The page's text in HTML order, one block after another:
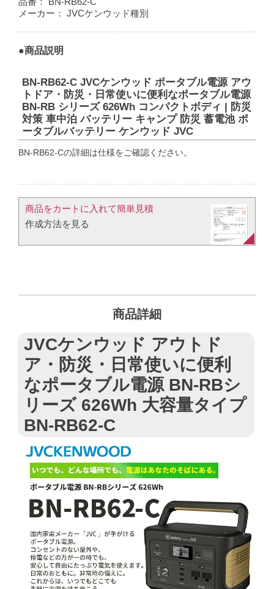
メーカー：
JVCケンウッド種別
●商品説明
BN-RB62-C JVCケンウッド ポータブル電源 アウ
トドア・防災・日常使いに便利なポータブル電源
BN-RB シリーズ 626Wh コンパクトボディ | 防災
対策 車中泊 バッテリー キャンプ 防災 蓄電池 ポ
ータブルバッテリー ケンウッド JVC
BN-RB62-Cの詳細は仕様をご確認ください。
商品をカートに入れて簡単見積​
作成方法を見る​​
商品詳細
JVCケンウッド アウトド
ア・防災・日常使いに便利
なポータブル電源 BN-RBシ
リーズ 626Wh 大容量タイプ
BN-RB62-C